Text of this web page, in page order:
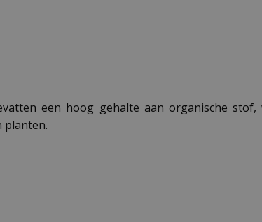
een hoog gehalte aan organische
planten.